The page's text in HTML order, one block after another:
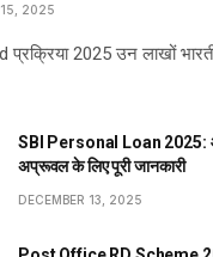
15, 2025
2025 उन लाखों
SBI Personal Loan 2025:
अप्रूवल के लिए पूरी जानकारी
DECEMBER 13, 2025